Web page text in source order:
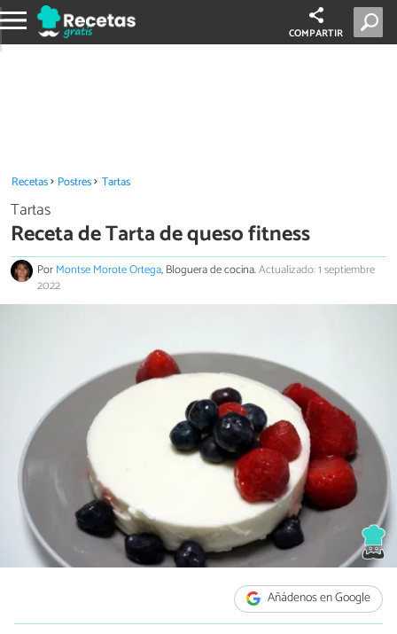
COMPARTIR
Recetas Postres Tartas
Tartas
Receta de Tarta de queso fitness
PorMontse Morote Ortega, Bloguera de cocina.Actualizado: 1 septiembre
2022
Añádenos en Google